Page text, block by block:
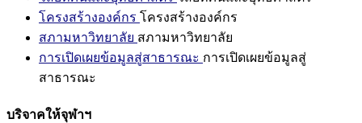
โครงสร้างองค์กร โครงสร้างองค์กร
สภามหาวิทยาลัย สภามหาวิทยาลัย
การเปิดเผยข้อมูลสู่สาธารณะ การเปิดเผยข้อมูลสู่
สาธารณะ
บริจาคให้จุฬาฯ